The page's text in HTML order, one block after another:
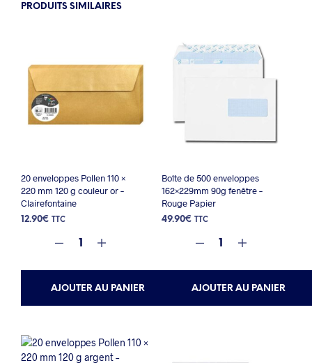
PRODUITS SIMILAIRES
20 enveloppes Pollen 110 ×
220 mm 120 g couleur or –
Clairefontaine
12.90€ TTC
AJOUTER AU PANIER
Boîte de 500 enveloppes
162×229mm 90g fenêtre –
Rouge Papier
49.90€ TTC
AJOUTER AU PANIER